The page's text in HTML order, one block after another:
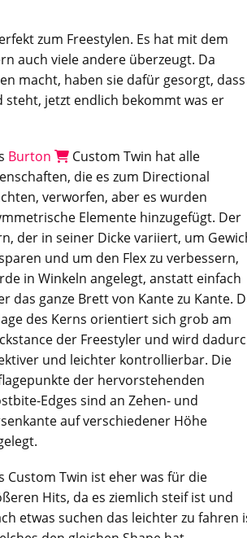
zum Freestylen. Es hat mit dem
auch viele andere überzeugt. Da
macht, haben sie dafür gesorgt, dass
jetzt endlich bekommt was er
Burton
Custom Twin hat alle
die es zum Directional
verworfen, aber es wurden
Elemente hinzugefügt. Der
der in seiner Dicke variiert, um
und um den Flex zu verbessern,
in Winkeln angelegt, anstatt einfach
das ganze Brett von Kante zu Kante.
des Kerns orientiert sich grob am
der Freestyler und wird
und leichter kontrollierbar. Die
der hervorstehenden
Edges sind an Zehen- und
auf verschiedener Höhe
Custom Twin ist eher was für die
Hits, da es ziemlich steif ist und
etwas suchen das leichter zu fahren